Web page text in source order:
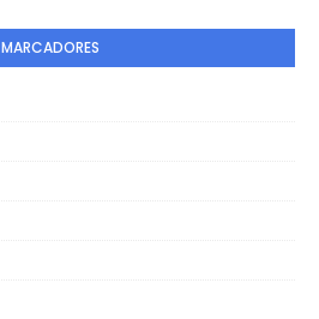
MARCADORES